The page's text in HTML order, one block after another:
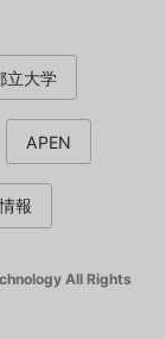
立大学
APEN
報
All Rights